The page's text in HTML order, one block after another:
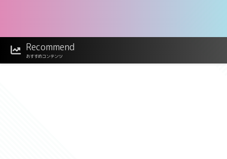
福井梨莉華 Pure milky FRIDAYデジタル写
真集
Recommend
おすすめコンテンツ